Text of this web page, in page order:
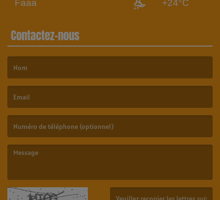
Faaa
+24°C
Contactez-nous